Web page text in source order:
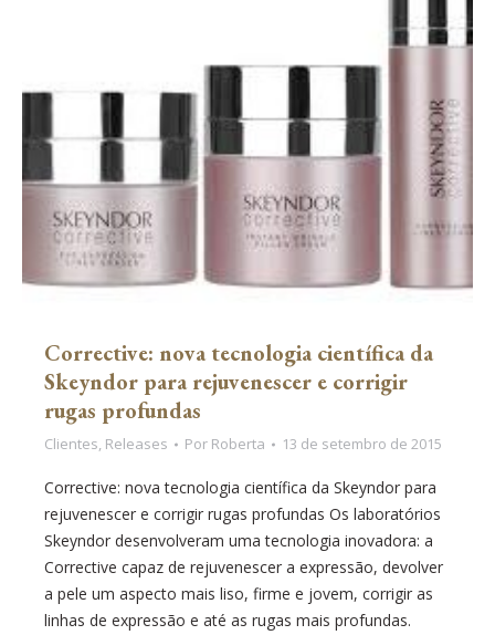
Corrective: nova tecnologia científica da
Skeyndor para rejuvenescer e corrigir
rugas profundas
Clientes, Releases Por Roberta 13 de setembro de 2015
Corrective: nova tecnologia científica da Skeyndor para
rejuvenescer e corrigir rugas profundas Os laboratórios
Skeyndor desenvolveram uma tecnologia inovadora: a
Corrective capaz de rejuvenescer a expressão, devolver
a pele um aspecto mais liso, firme e jovem, corrigir as
linhas de expressão e até as rugas mais profundas.